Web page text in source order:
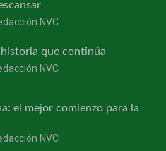
NVC
que continúa
NVC
el mejor comienzo para la
NVC